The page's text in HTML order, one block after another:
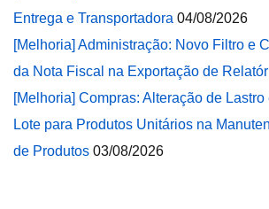
Entrega e Transportadora 04/08/2026
[Melhoria] Administração: Novo Filtro e
da Nota Fiscal na Exportação de
[Melhoria] Compras: Alteração de
Lote para Produtos Unitários na
de Produtos 03/08/2026